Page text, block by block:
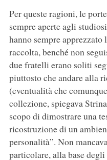
Per queste ragioni, le
sempre aperte agli
hanno sempre
raccolta, benché non
due fratelli erano soliti
piuttosto che andare alla
(eventualità che
collezione, spiegava
scopo di dimostrare una
ricostruzione di un
personalità”. Non
particolare, alla base